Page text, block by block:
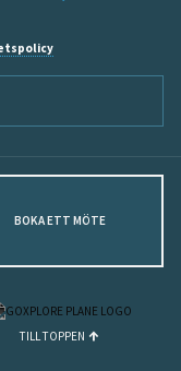
BOKA ETT MÖTE
TILL TOPPEN